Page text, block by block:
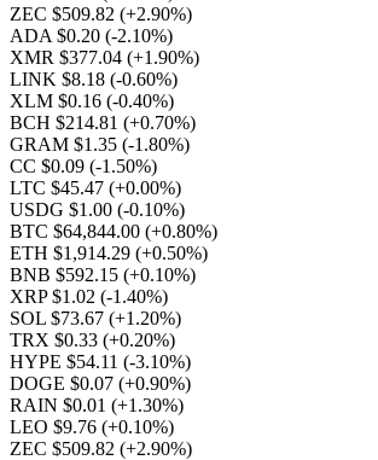
ZEC $509.82 (+2.90%)
ADA $0.20 (-2.10%)
XMR $377.04 (+1.90%)
LINK $8.18 (-0.60%)
XLM $0.16 (-0.40%)
BCH $214.81 (+0.70%)
GRAM $1.35 (-1.80%)
CC $0.09 (-1.50%)
LTC $45.47 (+0.00%)
USDG $1.00 (-0.10%)
BTC $64,844.00 (+0.80%)
ETH $1,914.29 (+0.50%)
BNB $592.15 (+0.10%)
XRP $1.02 (-1.40%)
SOL $73.67 (+1.20%)
TRX $0.33 (+0.20%)
HYPE $54.11 (-3.10%)
DOGE $0.07 (+0.90%)
RAIN $0.01 (+1.30%)
LEO $9.76 (+0.10%)
ZEC $509.82 (+2.90%)